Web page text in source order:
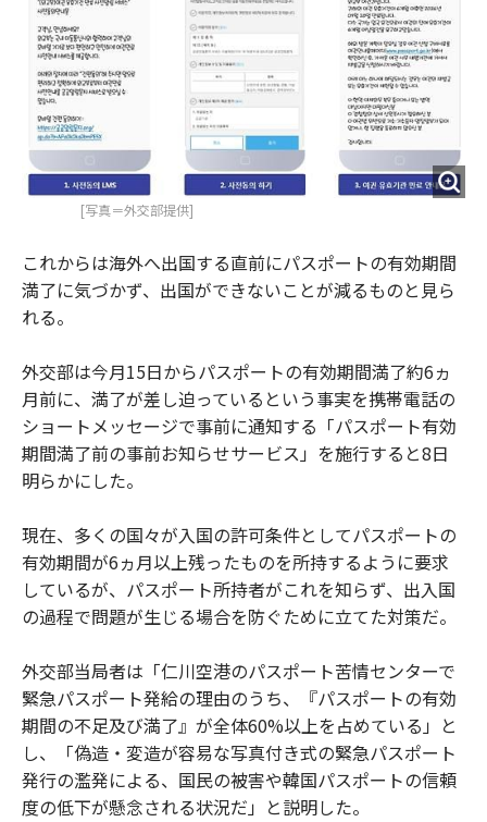
[写真＝外交部提供]
これからは海外へ出国する直前にパスポートの有効期間
満了に気づかず、出国ができないことが減るものと見ら
れる。
外交部は今月15日からパスポートの有効期間満了約6ヵ
月前に、満了が差し迫っているという事実を携帯電話の
ショートメッセージで事前に通知する「パスポート有効
期間満了前の事前お知らせサービス」を施行すると8日
明らかにした。
現在、多くの国々が入国の許可条件としてパスポートの
有効期間が6ヵ月以上残ったものを所持するように要求
しているが、パスポート所持者がこれを知らず、出入国
の過程で問題が生じる場合を防ぐために立てた対策だ。
外交部当局者は「仁川空港のパスポート苦情センターで
緊急パスポート発給の理由のうち、『パスポートの有効
期間の不足及び満了』が全体60%以上を占めている」と
し、「偽造・変造が容易な写真付き式の緊急パスポート
発行の濫発による、国民の被害や韓国パスポートの信頼
度の低下が懸念される状況だ」と説明した。